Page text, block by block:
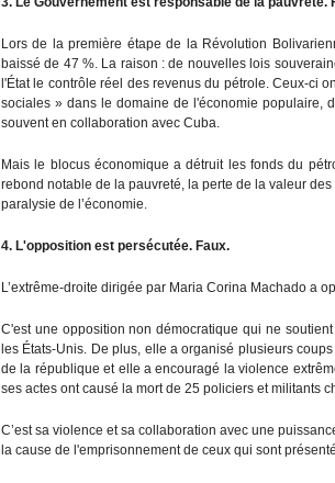
Lors de la première étape de la Révolution
baissé de 47 %. La raison : de nouvelles lois
l'État le contrôle réel des revenus du pétrole. Ceux-ci
sociales » dans le domaine de l'économie populaire,
souvent en collaboration avec Cuba.
Mais le blocus économique a détruit les fonds du
rebond notable de la pauvreté, la perte de la valeur
paralysie de l’économie.
4. L'opposition est persécutée. Faux.
L’extrême-droite dirigée par Maria Corina Machado a
C'est une opposition non démocratique qui ne
les États-Unis. De plus, elle a organisé plusieurs
de la république et elle a encouragé la violence
ses actes ont causé la mort de 25 policiers et militants
C’est sa violence et sa collaboration avec une
la cause de l'emprisonnement de ceux qui sont